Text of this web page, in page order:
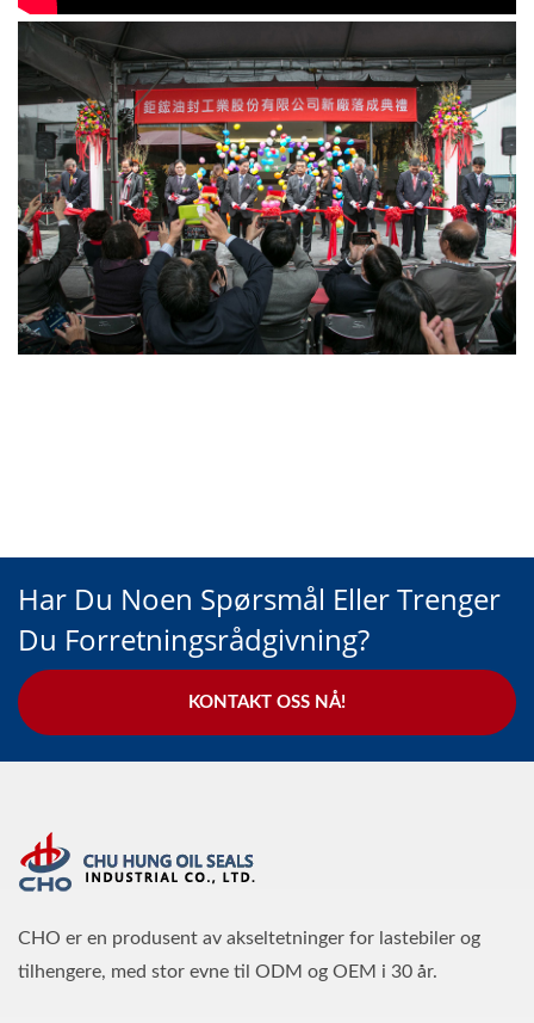
Har Du Noen Spørsmål Eller Trenger
Du Forretningsrådgivning?
KONTAKT OSS NÅ!
CHO er en produsent av akseltetninger for lastebiler og
tilhengere, med stor evne til ODM og OEM i 30 år.